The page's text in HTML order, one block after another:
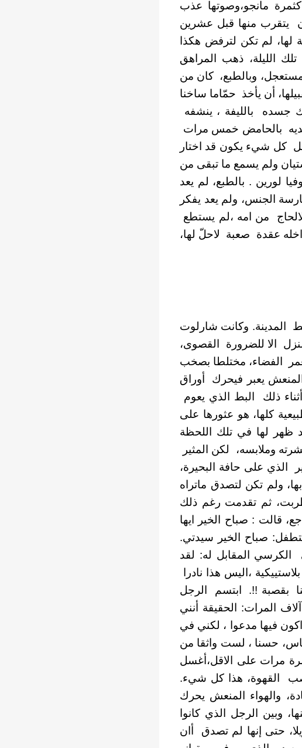
مانجو،وصوتها عذب
يتقرب منها قبل عشرين
لها، لم تكن لترفض هكذا
الليلة، ذهب المراهق
وبالطبع، كان من
أن يأخذ حمّاما ساخنا
جسده بالليفة ، ينشفه
بالحامض خمس مرات
كل شيء يكون قد اختار
ولم يسمع ما تبقى من
لورين . بالطبع، لم يعد
الجنس، ولم يعد يفكر
من امه ،لم يستطع
عقدة صعبة لاحلّ لها،
المدينة. وكانت شارلوت
الا للضرورة القصوى،
الفضاء، مختلطا بصخب
المنعش يعبر فيحرك أوراق
ذلك البط الذي يعوم
كلها، هو عثورها على
ظهر لها في تلك اللحظة
وملابسه، لكن المثير
الذي على حافة البحيرة،
ولم تكن لتصدق ماتراه
ثم تقدمت رغم ذلك
قالت : صباح الخير ايها
صباح الخير سيدتي.
المقابل له: لقد
،اليس هذا نادرا
بقصبة !!. ابتسم الرجل
المرات: الحقيقة أنني
فيها مدعوا ، لكني في
حسنا ، لست واثقا من
مرات على الاقل،أغسل
القهوة، هذا كل شيء.
والهواء المنعش يحرك
وبين الرجل الذي كانوا
حتى إنها لم تصدق أان